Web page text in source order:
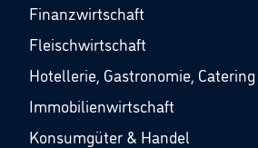
Finanzwirtschaft
Fleischwirtschaft
Hotellerie, Gastronomie, Catering
Immobilienwirtschaft
Konsumgüter & Handel